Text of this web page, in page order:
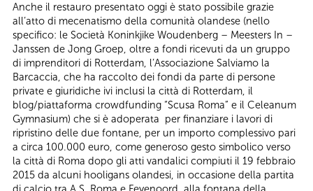
Anche il restauro presentato oggi è stato possibile grazie
all’atto di mecenatismo della comunità olandese (nello
specifico: le Società Koninkjike Woudenberg – Meesters In –
Janssen de Jong Groep, oltre a fondi ricevuti da un gruppo
di imprenditori di Rotterdam, l’Associazione Salviamo la
Barcaccia, che ha raccolto dei fondi da parte di persone
private e giuridiche ivi inclusi la città di Rotterdam, il
blog/piattaforma crowdfunding “Scusa Roma” e il Celeanum
Gymnasium) che si è adoperata per finanziare i lavori di
ripristino delle due fontane, per un importo complessivo pari
a circa 100.000 euro, come generoso gesto simbolico verso
la città di Roma dopo gli atti vandalici compiuti il 19 febbraio
2015 da alcuni hooligans olandesi, in occasione della partita